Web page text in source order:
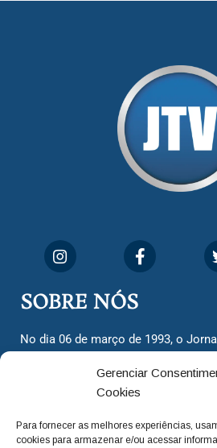
Gerenciar
Cookies
Para fornecer as melhores experiências,
cookies para armazenar e/ou acessar
SOBRE NÓS
No dia 06 de março de 1993, o
cidadãos valinhenses, já que
dois jornais. Há mais de 30 anos, o
com o foco de trazer as melhores